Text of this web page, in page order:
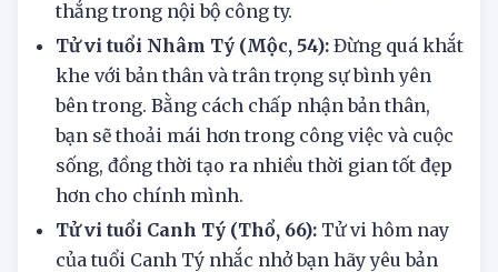
cũng có thể đi kèm một số tranh chấp căng
thẳng trong nội bộ công ty.
Tử vi tuổi Nhâm Tý (Mộc, 54):Đừng quá khắt
khe với bản thân và trân trọng sự bình yên
bên trong. Bằng cách chấp nhận bản thân,
bạn sẽ thoải mái hơn trong công việc và cuộc
sống, đồng thời tạo ra nhiều thời gian tốt đẹp
hơn cho chính mình.
Tử vi tuổi Canh Tý (Thổ, 66):Tử vi hôm nay